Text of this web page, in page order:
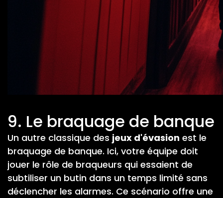
9. Le braquage de banque
Un autre classique des jeux d'évasion est le
braquage de banque. Ici, votre équipe doit
jouer le rôle de braqueurs qui essaient de
subtiliser un butin dans un temps limité sans
déclencher les alarmes. Ce scénario offre une